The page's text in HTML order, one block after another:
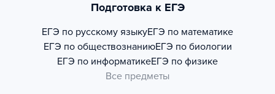
Подготовка к ЕГЭ
ЕГЭ по русскому языкуЕГЭ по математике
ЕГЭ по обществознаниюЕГЭ по биологии
ЕГЭ по информатикеЕГЭ по физике
Все предметы